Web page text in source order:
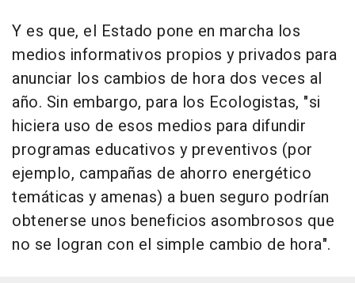
Y es que, el Estado pone en marcha los
medios informativos propios y privados para
anunciar los cambios de hora dos veces al
año. Sin embargo, para los Ecologistas, "si
hiciera uso de esos medios para difundir
programas educativos y preventivos (por
ejemplo, campañas de ahorro energético
temáticas y amenas) a buen seguro podrían
obtenerse unos beneficios asombrosos que
no se logran con el simple cambio de hora".